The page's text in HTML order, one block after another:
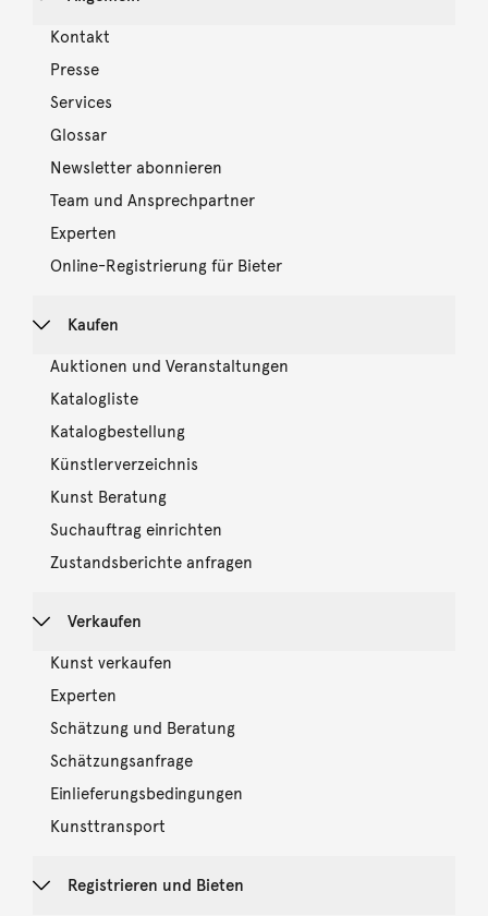
Kontakt
Presse
Services
Glossar
Newsletter abonnieren
Team und Ansprechpartner
Experten
Online-Registrierung für Bieter
Kaufen
Auktionen und Veranstaltungen
Katalogliste
Katalogbestellung
Künstlerverzeichnis
Kunst Beratung
Suchauftrag einrichten
Zustandsberichte anfragen
Verkaufen
Kunst verkaufen
Experten
Schätzung und Beratung
Schätzungsanfrage
Einlieferungsbedingungen
Kunsttransport
Registrieren und Bieten